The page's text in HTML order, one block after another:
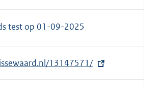
test op 01-09-2025
13147571/